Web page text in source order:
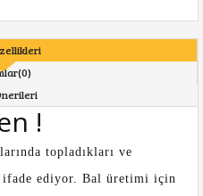
(0)
!
topladıkları ve
ediyor. Bal üretimi için